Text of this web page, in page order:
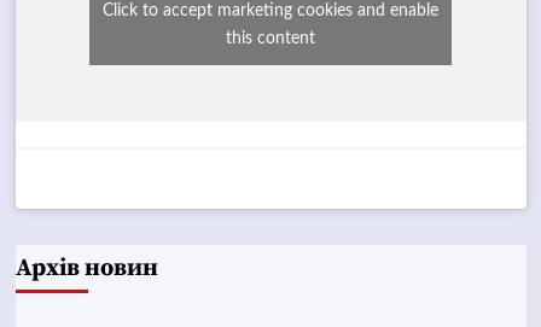
Click to accept marketing cookies and enable
this content
Архів новин